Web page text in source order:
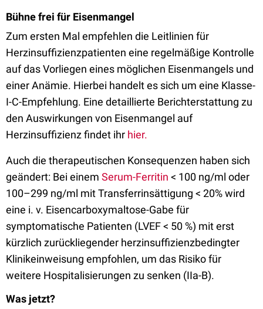
Bühne frei für Eisenmangel
Zum ersten Mal empfehlen die Leitlinien für
Herzinsuffizienzpatienten eine regelmäßige Kontrolle
auf das Vorliegen eines möglichen Eisenmangels und
einer Anämie. Hierbei handelt es sich um eine Klasse-
I-C-Empfehlung. Eine detaillierte Berichterstattung zu
den Auswirkungen von Eisenmangel auf
Herzinsuffizienz findet ihr hier.
Auch die therapeutischen Konsequenzen haben sich
geändert: Bei einem Serum-Ferritin < 100 ng/ml oder
100–299 ng/ml mit Transferrinsättigung < 20% wird
eine i. v. Eisencarboxymaltose-Gabe für
symptomatische Patienten (LVEF < 50 %) mit erst
kürzlich zurückliegender herzinsuffizienzbedingter
Klinikeinweisung empfohlen, um das Risiko für
weitere Hospitalisierungen zu senken (IIa-B).
Was jetzt?